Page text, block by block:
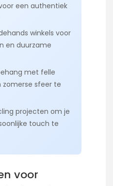
een authentiek
winkels voor
en duurzame
met felle
zomerse sfeer te
projecten om je
touch te
voor